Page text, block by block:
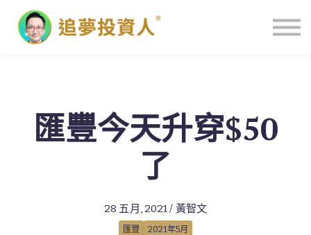
主頁
匯豐今天升穿$50
了
28 五月, 2021 / 黃智文
匯豐 2021年5月